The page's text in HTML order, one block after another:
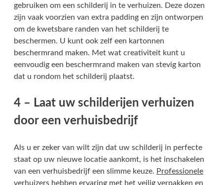
gebruiken om een schilderij in te verhuizen. Deze dozen
zijn vaak voorzien van extra padding en zijn ontworpen
om de kwetsbare randen van het schilderij te
beschermen. U kunt ook zelf een kartonnen
beschermrand maken. Met wat creativiteit kunt u
eenvoudig een beschermrand maken van stevig karton
dat u rondom het schilderij plaatst.
4 – Laat uw schilderijen verhuizen
door een verhuisbedrijf
Als u er zeker van wilt zijn dat uw schilderij in perfecte
staat op uw nieuwe locatie aankomt, is het inschakelen
van een verhuisbedrijf een slimme keuze. Professionele
verhuizers hebben ervaring met het veilig verpakken en